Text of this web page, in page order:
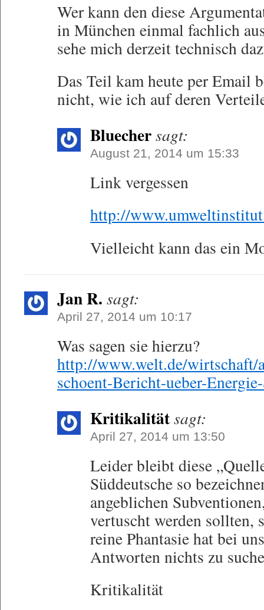
Wer kann den diese
in München einmal fachlich
sehe mich derzeit technisch
Das Teil kam heute per Email
nicht, wie ich auf deren
Bluechersagt:
August 21, 2014 um 15:33
Link vergessen
http://
Vielleicht kann das ein
Jan R. sagt:
April 27, 2014 um 10:17
Was sagen sie hierzu?
http://www.welt.de/wirtschaft/
schoent-Bericht-ueber-
Kritikalitätsagt:
April 27, 2014 um 13:50
Leider bleibt diese
Süddeutsche so
angeblichen
vertuscht werden sollten,
reine Phantasie hat bei
Antworten nichts zu
Kritikalität